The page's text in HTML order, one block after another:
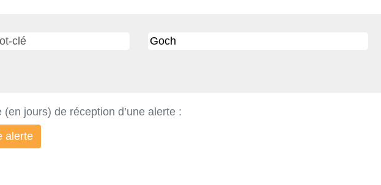
jours) de réception d’une alerte :
alerte